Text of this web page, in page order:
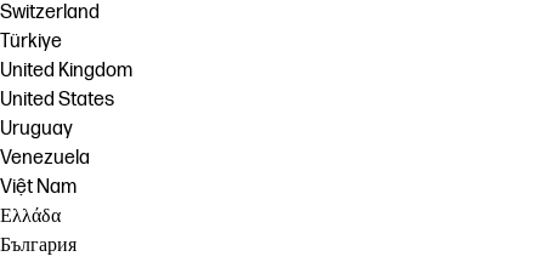
Switzerland
Türkiye
United Kingdom
United States
Uruguay
Venezuela
Việt Nam
Ελλάδα
България